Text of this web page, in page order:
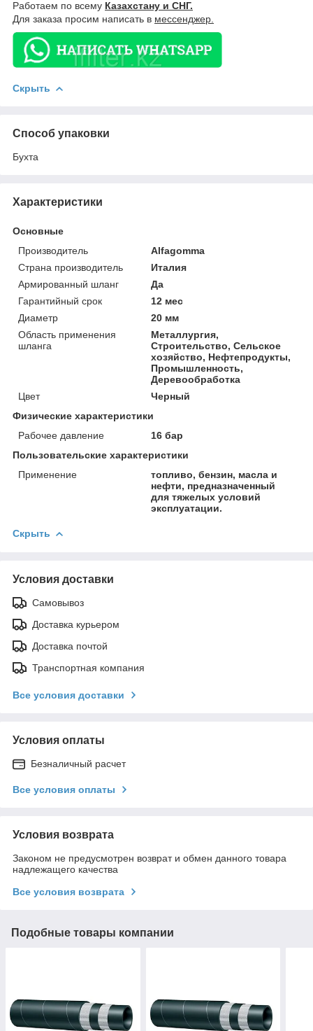
Работаем по всему Казахстану и СНГ.
Для заказа просим написать в мессенджер.
Скрыть
Способ упаковки
Бухта
Характеристики
Основные
Производитель
Alfagomma
Страна производитель
Италия
Армированный шланг
Да
Гарантийный срок
12 мес
Диаметр
20 мм
Область применения
шланга
Металлургия,
Строительство, Сельское
хозяйство, Нефтепродукты,
Промышленность,
Деревообработка
Цвет
Черный
Физические характеристики
Рабочее давление
16 бар
Пользовательские характеристики
Применение
топливо, бензин, масла и
нефти, предназначенный
для тяжелых условий
эксплуатации.
Скрыть
Условия доставки
Самовывоз
Доставка курьером
Доставка почтой
Транспортная компания
Все условия доставки
Условия оплаты
Безналичный расчет
Все условия оплаты
Условия возврата
Законом не предусмотрен возврат и обмен данного товара
надлежащего качества
Все условия возврата
Подобные товары компании